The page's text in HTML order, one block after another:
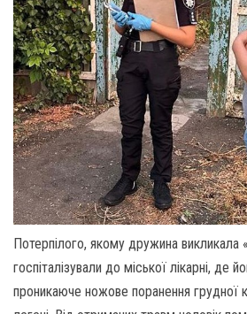
Потерпілого, якому дружина викликала
госпіталізували до міської лікарні, де
проникаюче ножове поранення грудної